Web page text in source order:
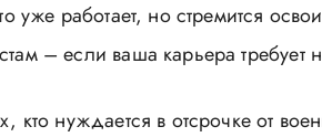
уже работает, но стремится
– если ваша карьера
кто нуждается в отсрочке от